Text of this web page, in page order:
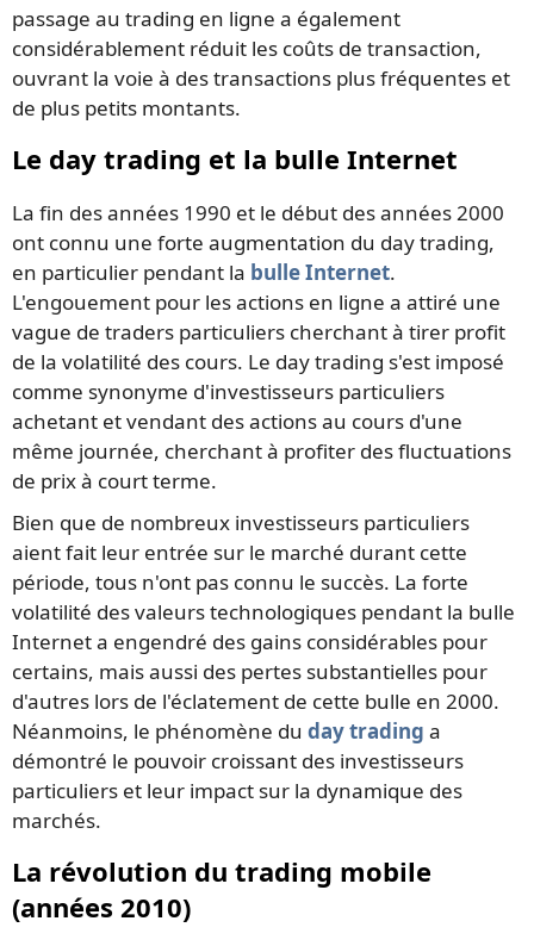
passage au trading en ligne a également
considérablement réduit les coûts de transaction,
ouvrant la voie à des transactions plus fréquentes et
de plus petits montants.
Le day trading et la bulle Internet
La fin des années 1990 et le début des années 2000
ont connu une forte augmentation du day trading,
en particulier pendant la bulle Internet.
L'engouement pour les actions en ligne a attiré une
vague de traders particuliers cherchant à tirer profit
de la volatilité des cours. Le day trading s'est imposé
comme synonyme d'investisseurs particuliers
achetant et vendant des actions au cours d'une
même journée, cherchant à profiter des fluctuations
de prix à court terme.
Bien que de nombreux investisseurs particuliers
aient fait leur entrée sur le marché durant cette
période, tous n'ont pas connu le succès. La forte
volatilité des valeurs technologiques pendant la bulle
Internet a engendré des gains considérables pour
certains, mais aussi des pertes substantielles pour
d'autres lors de l'éclatement de cette bulle en 2000.
Néanmoins, le phénomène du day trading a
démontré le pouvoir croissant des investisseurs
particuliers et leur impact sur la dynamique des
marchés.
La révolution du trading mobile
(années 2010)